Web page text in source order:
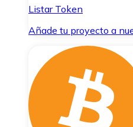
Listar Token
Añade tu proyecto a